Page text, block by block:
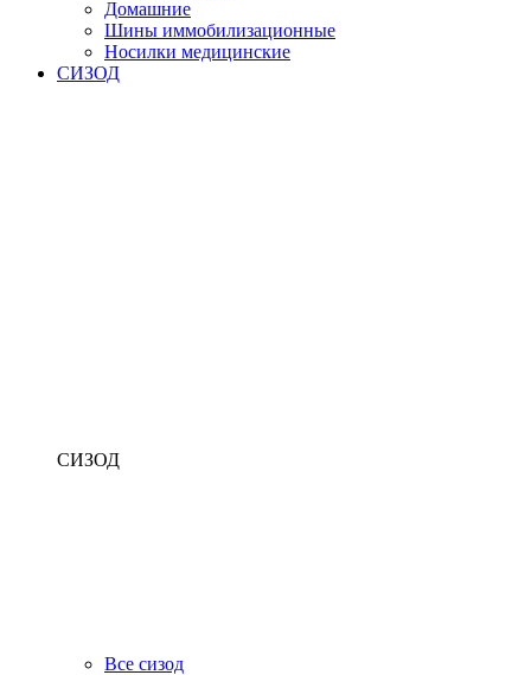
Домашние
Шины иммобилизационные
Носилки медицинские
СИЗОД
СИЗОД
Все сизод